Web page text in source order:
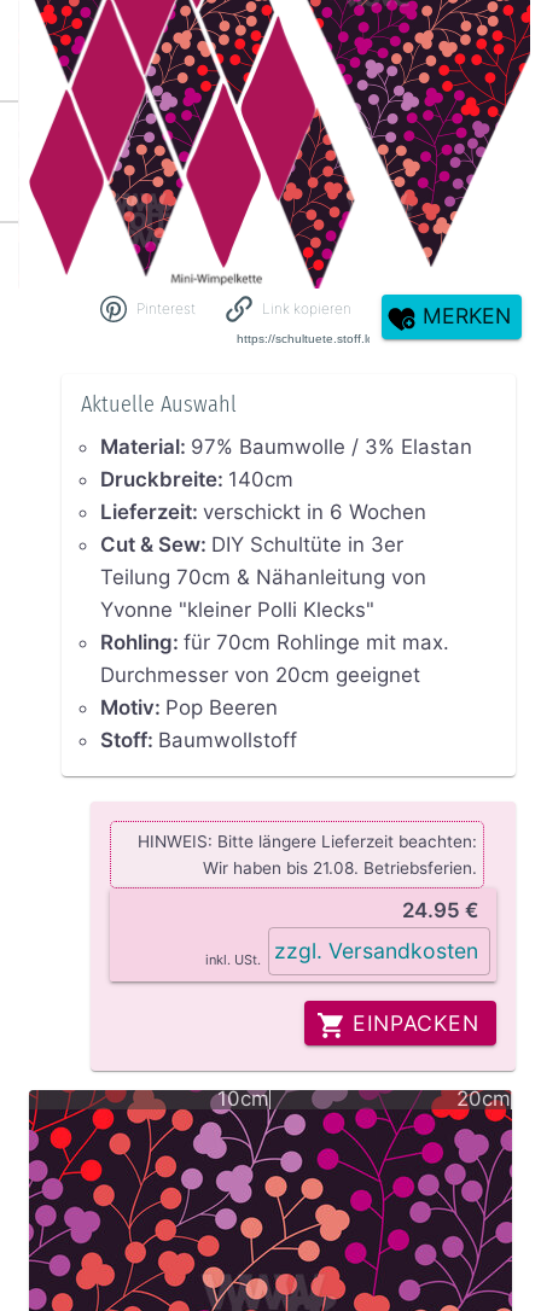
Pinterest Link kopieren MERKEN
Aktuelle Auswahl
Material: 97% Baumwolle / 3% Elastan
Druckbreite: 140cm
Lieferzeit: verschickt in 6 Wochen
Cut & Sew: DIY Schultüte in 3er
Teilung 70cm & Nähanleitung von
Yvonne "kleiner Polli Klecks"
Rohling: für 70cm Rohlinge mit max.
Durchmesser von 20cm geeignet
Motiv: Pop Beeren
Stoff: Baumwollstoff
HINWEIS: Bitte längere Lieferzeit beachten:
Wir haben bis 21.08. Betriebsferien.
24.95 €
inkl. USt. zzgl. Versandkosten
EINPACKEN
10cm 20cm